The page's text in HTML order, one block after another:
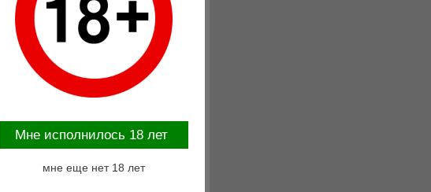
Mне исполнилось 18 лет
мне еще нет 18 лет